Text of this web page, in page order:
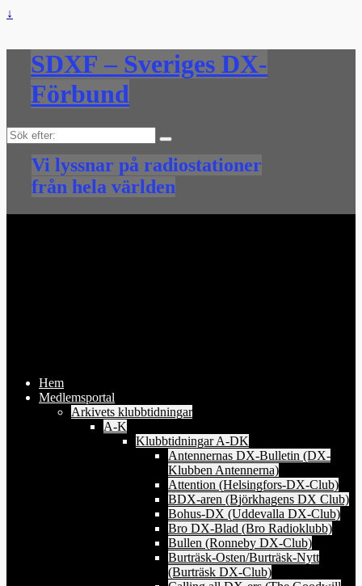
↓
SDXF – Sveriges DX-
Förbund
Sök
efter:
Vi lyssnar på radiostationer
från hela världen
Hem
Medlemsportal
Arkivets klubbtidningar
A-K
Klubbtidningar A-DK
Antennernas DX-Bulletin (DX-
Klubben Antennerna)
Attention (Helsingfors-DX-Club)
BDX-aren (Björkhagens DX Club)
Bohus-DX (Uddevalla DX-Club)
Bro DX-Blad (Bro Radioklubb)
Bullen (Ronneby DX-Club)
Burträsk-Osten/Burträsk-Nytt
(Burträsk DX-Club)